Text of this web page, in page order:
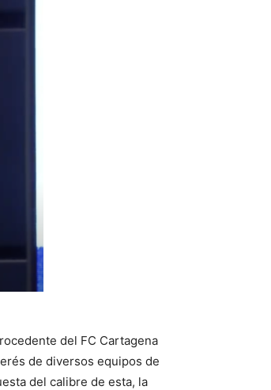
del FC Cartagena
de diversos equipos de
del calibre de esta, la